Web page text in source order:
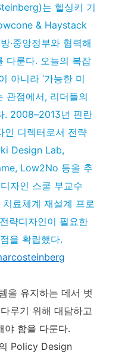
는 헬싱키 기
& Haystack
·중앙정부와 협력해
다룬다. 오늘의 복잡
아니라 ‘가능한 미
관점에서, 리더들의
. 2008–2013년 핀란
인 디렉터로서 전략
Design Lab,
Low2No 등을 추
자인 스쿨 부교수
료체계 재설계 프로
략디자인이 필요한
을 확립했다.
을 유지하는 데서 벗
루기 위해 대담하고
야 함을 다룬다.
Policy Design